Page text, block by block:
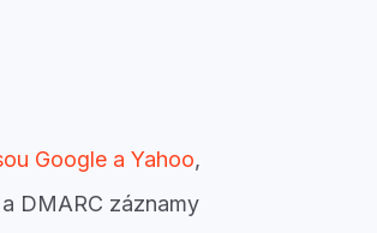
Google a Yahoo,
DMARC záznamy